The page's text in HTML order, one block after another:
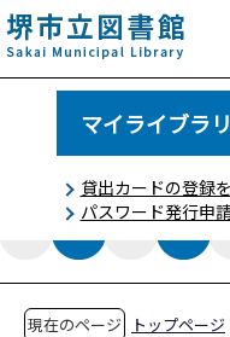
こ
の
ペ
で
マイライブラ
貸出カードの登録
パスワード発行申
現在のページ トップページ